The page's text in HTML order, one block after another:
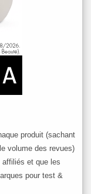
produit (sachant
volume des revues)
et que les
pour test &